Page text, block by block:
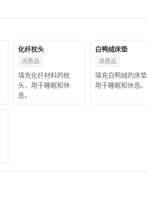
化纤枕头
消费品
填充化纤材料的枕
头，用于睡眠和休
息。
白鸭绒床垫
消费品
填充白鸭绒的床
用于睡眠和休息。